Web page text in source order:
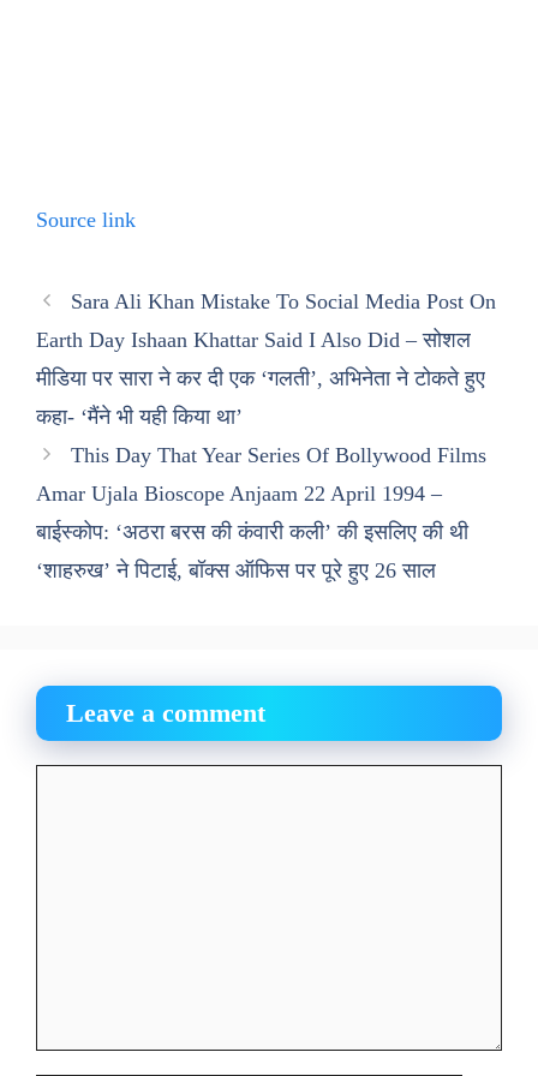
Source link
Sara Ali Khan Mistake To Social Media Post On
Earth Day Ishaan Khattar Said I Also Did – सोशल
मीडिया पर सारा ने कर दी एक ‘गलती’, अभिनेता ने टोकते हुए
कहा- ‘मैंने भी यही किया था’
This Day That Year Series Of Bollywood Films
Amar Ujala Bioscope Anjaam 22 April 1994 –
बाईस्कोप: ‘अठरा बरस की कंवारी कली’ की इसलिए की थी
‘शाहरुख’ ने पिटाई, बॉक्स ऑफिस पर पूरे हुए 26 साल
Leave a comment